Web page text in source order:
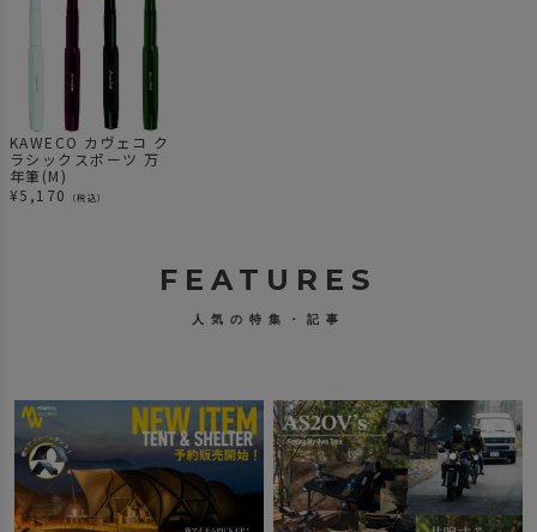
KAWECO カヴェコ ク
ラシックスポーツ 万
年筆(M)
¥5,170 （税込）
FEATURES
人気の特集・記事